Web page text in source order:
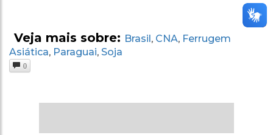
Veja mais sobre: Brasil , CNA, Ferrugem
Asiática, Paraguai, Soja
0